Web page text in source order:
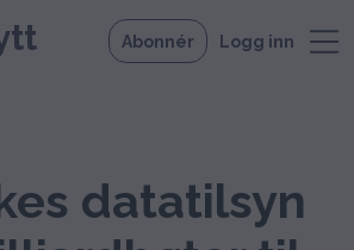
Abonnér Logg inn
datatilsyn